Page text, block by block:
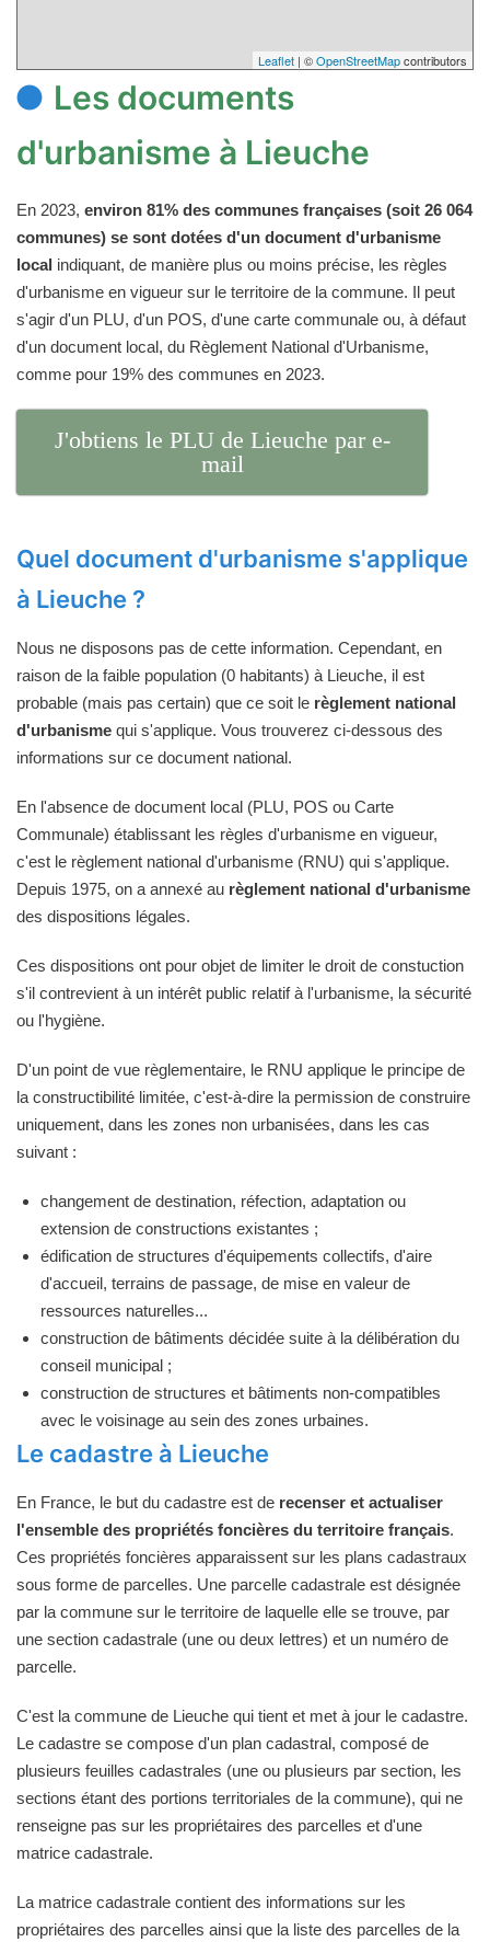
Leaflet | ©OpenStreetMapcontributors
Les documents
d'urbanisme à Lieuche
En 2023, environ 81% des communes françaises (soit 26 064
communes) se sont dotées d'un document d'urbanisme
local indiquant, de manière plus ou moins précise, les règles
d'urbanisme en vigueur sur le territoire de la commune. Il peut
s'agir d'un PLU, d'un POS, d'une carte communale ou, à défaut
d'un document local, du Règlement National d'Urbanisme,
comme pour 19% des communes en 2023.
J'obtiens le PLU de Lieuche par e-
mail
Quel document d'urbanisme s'applique
à Lieuche ?
Nous ne disposons pas de cette information. Cependant, en
raison de la faible population (0 habitants) à Lieuche, il est
probable (mais pas certain) que ce soit le règlement national
d'urbanisme qui s'applique. Vous trouverez ci-dessous des
informations sur ce document national.
En l'absence de document local (PLU, POS ou Carte
Communale) établissant les règles d'urbanisme en vigueur,
c'est le règlement national d'urbanisme (RNU) qui s'applique.
Depuis 1975, on a annexé au règlement national d'urbanisme
des dispositions légales.
Ces dispositions ont pour objet de limiter le droit de constuction
s'il contrevient à un intérêt public relatif à l'urbanisme, la sécurité
ou l'hygiène.
D'un point de vue règlementaire, le RNU applique le principe de
la constructibilité limitée, c'est-à-dire la permission de construire
uniquement, dans les zones non urbanisées, dans les cas
suivant :
changement de destination, réfection, adaptation ou
extension de constructions existantes ;
édification de structures d'équipements collectifs, d'aire
d'accueil, terrains de passage, de mise en valeur de
ressources naturelles...
construction de bâtiments décidée suite à la délibération du
conseil municipal ;
construction de structures et bâtiments non-compatibles
avec le voisinage au sein des zones urbaines.
Le cadastre à Lieuche
En France, le but du cadastre est de recenser et actualiser
l'ensemble des propriétés foncières du territoire français.
Ces propriétés foncières apparaissent sur les plans cadastraux
sous forme de parcelles. Une parcelle cadastrale est désignée
par la commune sur le territoire de laquelle elle se trouve, par
une section cadastrale (une ou deux lettres) et un numéro de
parcelle.
C'est la commune de Lieuche qui tient et met à jour le cadastre.
Le cadastre se compose d'un plan cadastral, composé de
plusieurs feuilles cadastrales (une ou plusieurs par section, les
sections étant des portions territoriales de la commune), qui ne
renseigne pas sur les propriétaires des parcelles et d'une
matrice cadastrale.
La matrice cadastrale contient des informations sur les
propriétaires des parcelles ainsi que la liste des parcelles de la